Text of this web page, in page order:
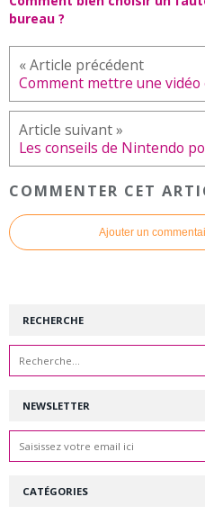
bureau ?
COMMENTER CET
Ajouter un
NEWSLETTER
RECHERCHE
CATÉGORIES